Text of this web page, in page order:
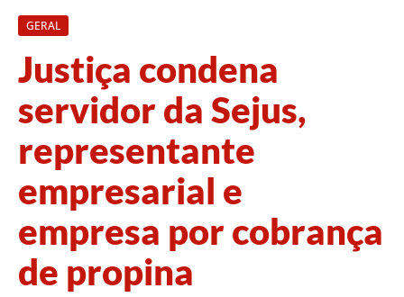
GERAL
Justiça condena
servidor da Sejus,
representante
empresarial e
empresa por cobrança
de propina